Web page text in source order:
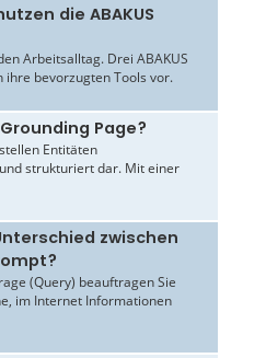
die ABAKUS
Arbeitsalltag. Drei ABAKUS
bevorzugten Tools vor.
Page?
Entitäten
strukturiert dar. Mit einer
zwischen
(Query) beauftragen Sie
im Internet Informationen